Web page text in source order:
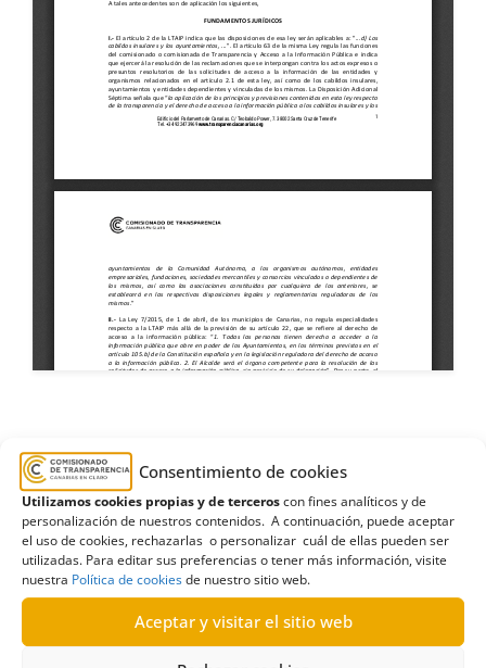
Consentimiento de cookies
Utilizamos cookies propias y de terceroscon fines analíticos y de
personalización de nuestros contenidos. A continuación, puede aceptar
el uso de cookies, rechazarlas o personalizar cuál de ellas pueden ser
utilizadas. Para editar sus preferencias o tener más información, visite
nuestra Política de cookiesde nuestro sitio web.
Aceptar y visitar el sitio web
agua,Ayuntamiento de Barlovento
estimatoria formal,La Palma,Las Crucitas
Terminación
R80/2022